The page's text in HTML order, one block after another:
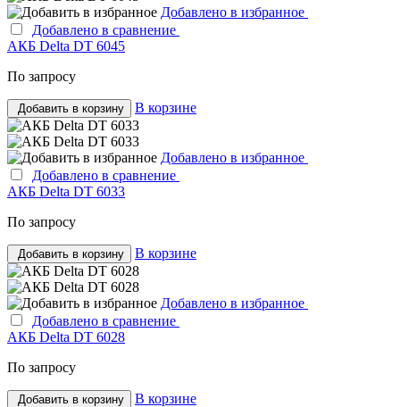
Добавлено в избранное
Добавлено в сравнение
АКБ Delta DT 6045
По запросу
Добавить в корзину В корзине
Добавлено в избранное
Добавлено в сравнение
АКБ Delta DT 6033
По запросу
Добавить в корзину В корзине
Добавлено в избранное
Добавлено в сравнение
АКБ Delta DT 6028
По запросу
Добавить в корзину В корзине